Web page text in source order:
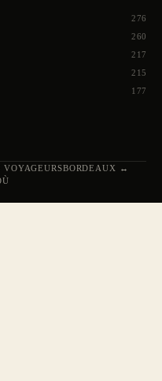
276
260
217
215
177
BORDEAUX ↔